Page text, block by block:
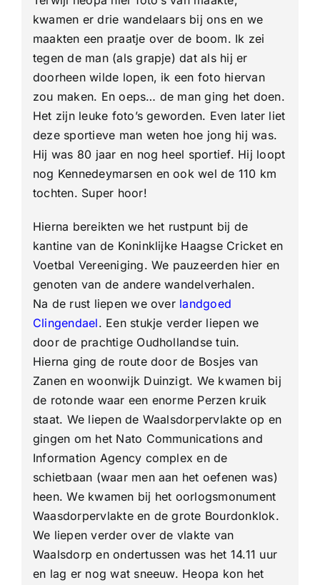
kwamen er drie wandelaars bij ons en we
maakten een praatje over de boom. Ik zei
tegen de man (als grapje) dat als hij er
doorheen wilde lopen, ik een foto hiervan
zou maken. En oeps… de man ging het doen.
Het zijn leuke foto’s geworden. Even later liet
deze sportieve man weten hoe jong hij was.
Hij was 80 jaar en nog heel sportief. Hij loopt
nog Kennedeymarsen en ook wel de 110 km
tochten. Super hoor!
Hierna bereikten we het rustpunt bij de
kantine van de Koninklijke Haagse Cricket en
Voetbal Vereeniging. We pauzeerden hier en
genoten van de andere wandelverhalen.
Na de rust liepen we over landgoed
Clingendael. Een stukje verder liepen we
door de prachtige Oudhollandse tuin.
Hierna ging de route door de Bosjes van
Zanen en woonwijk Duinzigt. We kwamen bij
de rotonde waar een enorme Perzen kruik
staat. We liepen de Waalsdorpervlakte op en
gingen om het Nato Communications and
Information Agency complex en de
schietbaan (waar men aan het oefenen was)
heen. We kwamen bij het oorlogsmonument
Waasdorpervlakte en de grote Bourdonklok.
We liepen verder over de vlakte van
Waalsdorp en ondertussen was het 14.11 uur
en lag er nog wat sneeuw. Heopa kon het